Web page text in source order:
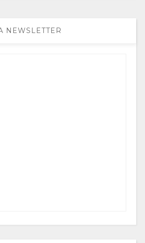
NEWSLETTER